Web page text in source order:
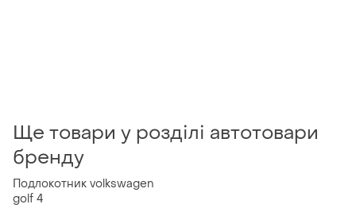
Ще товари у розділі автотовари
бренду
Подлокотник volkswagen
golf 4